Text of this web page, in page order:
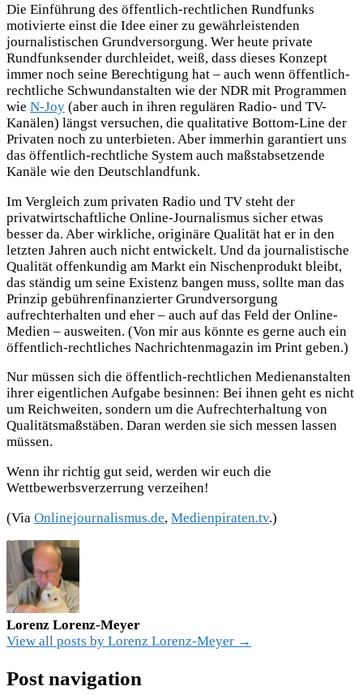
Die Einführung des öffentlich-rechtlichen Rundfunks
motivierte einst die Idee einer zu gewährleistenden
journalistischen Grundversorgung. Wer heute private
Rundfunksender durchleidet, weiß, dass dieses Konzept
immer noch seine Berechtigung hat – auch wenn öffentlich-
rechtliche Schwundanstalten wie der NDR mit Programmen
wie N-Joy (aber auch in ihren regulären Radio- und TV-
Kanälen) längst versuchen, die qualitative Bottom-Line der
Privaten noch zu unterbieten. Aber immerhin garantiert uns
das öffentlich-rechtliche System auch maßstabsetzende
Kanäle wie den Deutschlandfunk.
Im Vergleich zum privaten Radio und TV steht der
privatwirtschaftliche Online-Journalismus sicher etwas
besser da. Aber wirkliche, originäre Qualität hat er in den
letzten Jahren auch nicht entwickelt. Und da journalistische
Qualität offenkundig am Markt ein Nischenprodukt bleibt,
das ständig um seine Existenz bangen muss, sollte man das
Prinzip gebührenfinanzierter Grundversorgung
aufrechterhalten und eher – auch auf das Feld der Online-
Medien – ausweiten. (Von mir aus könnte es gerne auch ein
öffentlich-rechtliches Nachrichtenmagazin im Print geben.)
Nur müssen sich die öffentlich-rechtlichen Medienanstalten
ihrer eigentlichen Aufgabe besinnen: Bei ihnen geht es nicht
um Reichweiten, sondern um die Aufrechterhaltung von
Qualitätsmaßstäben. Daran werden sie sich messen lassen
müssen.
Wenn ihr richtig gut seid, werden wir euch die
Wettbewerbsverzerrung verzeihen!
(Via Onlinejournalismus.de, Medienpiraten.tv.)
Lorenz Lorenz-Meyer
View all posts by Lorenz Lorenz-Meyer →
Post navigation